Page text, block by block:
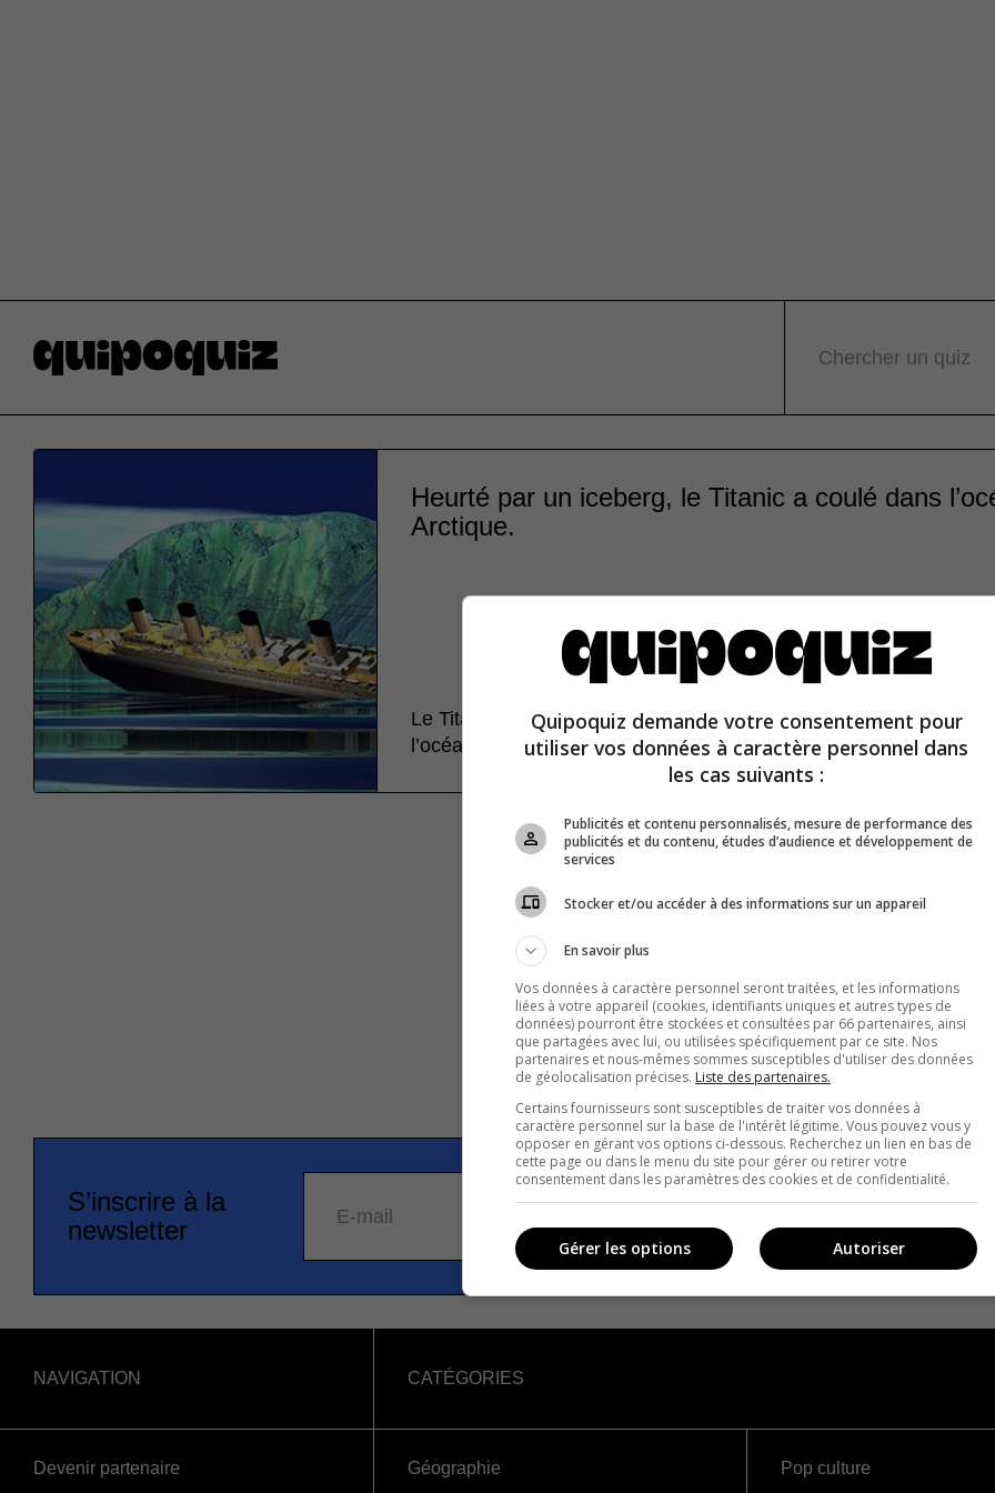
Chercher un quiz
Heurté par un iceberg, le Titanic a coulé dans
Arctique.
Le Titanic a bien été heurté par un iceberg, mais l’accident s’est
l’océan Atlantique Nord, au large de Terre-Neuve.
S’inscrire à la
newsletter
E-mail
NAVIGATION
Devenir partenaire
CATÉGORIES
Géographie
Pop culture
Quipoquiz demande votre consentement pour
utiliser vos données à caractère personnel dans
les cas suivants :
Publicités et contenu personnalisés, mesure de performance des
publicités et du contenu, études d’audience et développement de
services
Stocker et/ou accéder à des informations sur un appareil
En savoir plus
Vos données à caractère personnel seront traitées, et les informations
liées à votre appareil (cookies, identifiants uniques et autres types de
données) pourront être stockées et consultées par 66 partenaires, ainsi
que partagées avec lui, ou utilisées spécifiquement par ce site. Nos
partenaires et nous-mêmes sommes susceptibles d'utiliser des données
de géolocalisation précises. Liste des partenaires.
Certains fournisseurs sont susceptibles de traiter vos données à
caractère personnel sur la base de l'intérêt légitime. Vous pouvez vous y
opposer en gérant vos options ci-dessous. Recherchez un lien en bas de
cette page ou dans le menu du site pour gérer ou retirer votre
consentement dans les paramètres des cookies et de confidentialité.
Autoriser
Gérer les options